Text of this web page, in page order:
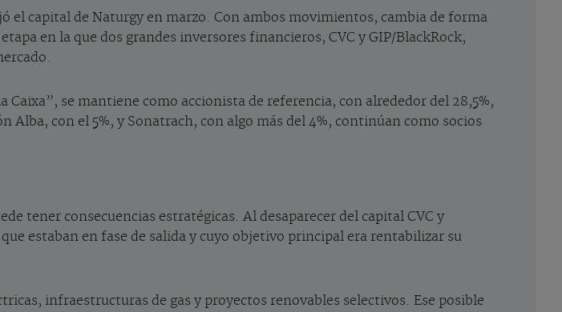
el capital de Naturgy en marzo. Con ambos movimientos, cambia de forma
en la que dos grandes inversores financieros, CVC y GIP/BlackRock,
se mantiene como accionista de referencia, con alrededor del 28,5%,
Alba, con el 5%, y Sonatrach, con algo más del 4%, continúan como socios
tener consecuencias estratégicas. Al desaparecer del capital CVC y
estaban en fase de salida y cuyo objetivo principal era rentabilizar su
infraestructuras de gas y proyectos renovables selectivos. Ese posible